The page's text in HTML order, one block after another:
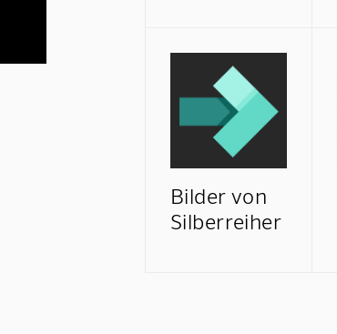
Bilder von
Silberreiher